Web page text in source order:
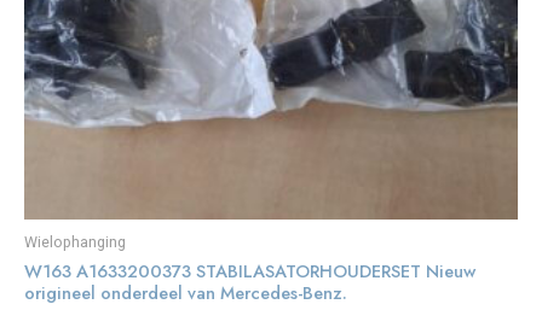
Wielophanging
W163 A1633200373 STABILASATORHOUDERSET Nieuw
origineel onderdeel van Mercedes-Benz.